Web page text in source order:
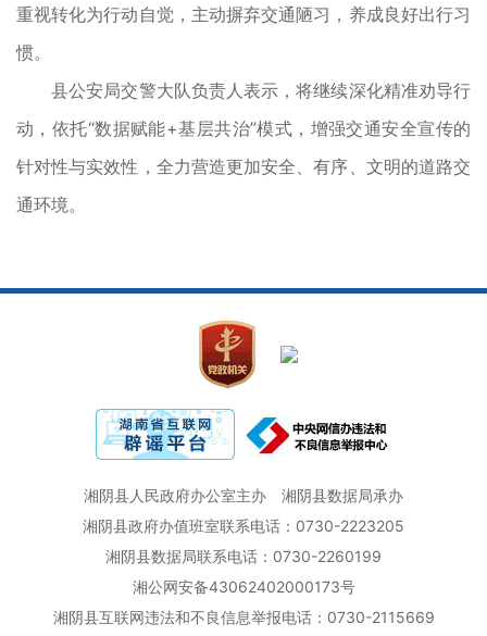
重视转化为行动自觉，主动摒弃交通陋习，养成良好出行习
惯。
县公安局交警大队负责人表示，将继续深化精准劝导行
动，依托“数据赋能+基层共治”模式，增强交通安全宣传的
针对性与实效性，全力营造更加安全、有序、文明的道路交
通环境。
湘阴县人民政府办公室主办
湘阴县数据局承办
湘阴县政府办值班室联系电话：0730-2223205
湘阴县数据局联系电话：0730-2260199
湘公网安备43062402000173号
湘阴县互联网违法和不良信息举报电话：0730-2115669